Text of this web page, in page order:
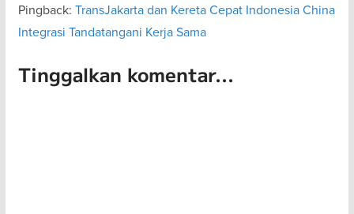
Pingback: TransJakarta dan Kereta Cepat Indonesia China
Integrasi Tandatangani Kerja Sama
Tinggalkan komentar...